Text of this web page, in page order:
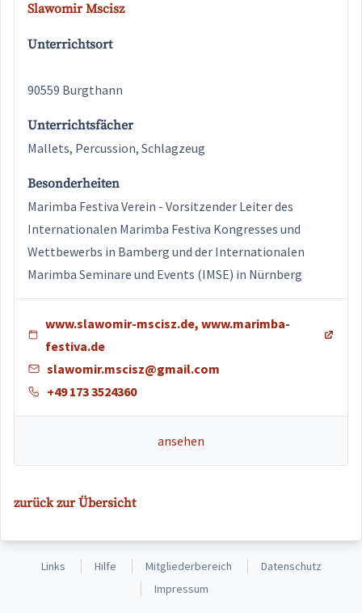
Slawomir Mscisz
Unterrichtsort
90559 Burgthann
Unterrichtsfächer
Mallets, Percussion, Schlagzeug
Besonderheiten
Marimba Festiva Verein - Vorsitzender Leiter des
Internationalen Marimba Festiva Kongresses und
Wettbewerbs in Bamberg und der Internationalen
Marimba Seminare und Events (IMSE) in Nürnberg
www.slawomir-mscisz.de, www.marimba-
festiva.de
slawomir.mscisz@gmail.com
+49 173 3524360
ansehen
zurück zur Übersicht
Links Hilfe Mitgliederbereich
Datenschutz
Impressum